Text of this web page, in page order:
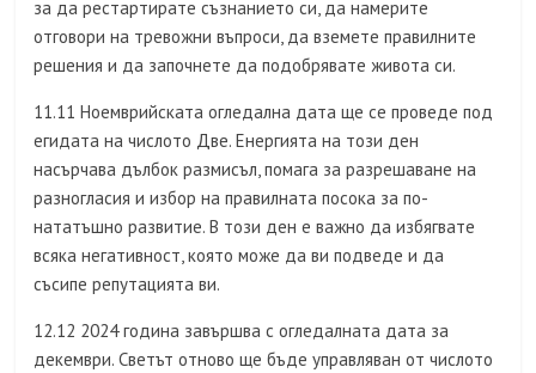
за да рестартирате съзнанието си, да намерите
отговори на тревожни въпроси, да вземете правилните
решения и да започнете да подобрявате живота си.
11.11 Ноемврийската огледална дата ще се проведе под
егидата на числото Две. Енергията на този ден
насърчава дълбок размисъл, помага за разрешаване на
разногласия и избор на правилната посока за по-
нататъшно развитие. В този ден е важно да избягвате
всяка негативност, която може да ви подведе и да
съсипе репутацията ви.
12.12 2024 година завършва с огледалната дата за
декември. Светът отново ще бъде управляван от числото